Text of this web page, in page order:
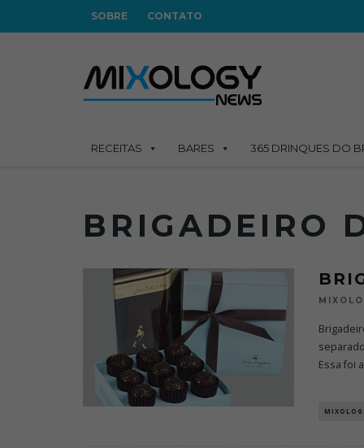
SOBRE CONTATO
RECEITAS BARES 365 DRINQUES DO
BRIGADEIRO
Essa foi